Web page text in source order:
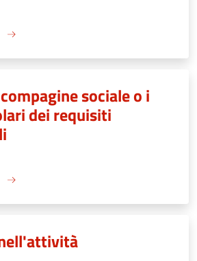
sociale o i
dei requisiti